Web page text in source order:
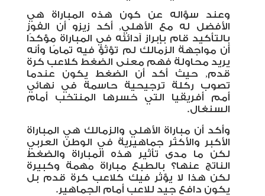
وعند سؤاله عن كون هذه المباراة هي
الأفضل له مع الأهلي, أكد زيزو أن الفوز
بالتأكيد قام بإبراز آدائئه في المباراة مؤكدًا
أن مواجهة الزمالك لم تؤثؤ فيه تمامًا وأنه
يريد محاولة فهم معنى الضغط كلاعب كرة
قدم, حيث أكد أن الضغط يكون عندما
تصوب ركلة ترجيحية حاسمة في نهائي
أمم أفريقيا التي خسرها المنتخب أمام
السنغال.
وأكد أن مباراة الأهلي والزمالك هي المباراة
الأكبر والأكثر جماهيرية في الوطن العربي
لكن ما مدى تأثير هذه المباراة والضغط
الناتج عنها؟ بالطبع مباراة مهمة وكبيرة
لكن هذا لا يؤثر فيك كلاعب كرة قدم بل
يكون دافع جيد للاعب أمام الجماهير.